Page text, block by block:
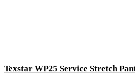
Texstar WP25 Service Stretch